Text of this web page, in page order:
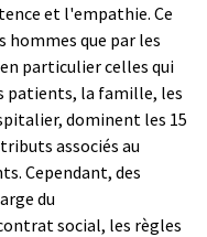
et l'empathie. Ce
hommes que par les
particulier celles qui
patients, la famille, les
dominent les 15
associés au
Cependant, des
du
social, les règles